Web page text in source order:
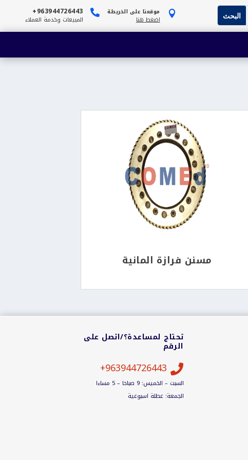
 موقعنا على الخريطة
اضغط هنا

963944726443+
المبيعات وخدمة العملاء
مسنن فرازة المانية
تحتاج لمساعدة؟/اتصل على
الرقم

963944726443+
السبت – الخميس: 9 صباحا – 5 مساءا
الجمعة: عطلة اسبوعية